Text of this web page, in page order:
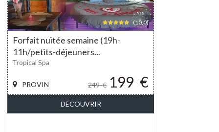
(10,0)
Forfait nuitée semaine (19h-
11h/petits-déjeuners...
249€ 199 €
PROVIN
Tropical Spa
DÉCOUVRIR